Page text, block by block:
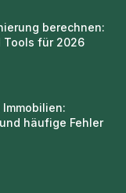
berechnen:
Tools für 2026
häufige Fehler